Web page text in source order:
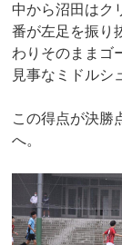
中から沼田はク
番が左足を振り
わりそのままゴ
見事なミドルシ
この得点が決勝
へ。